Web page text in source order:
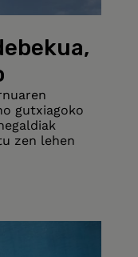
gutxiagoko
zen lehen